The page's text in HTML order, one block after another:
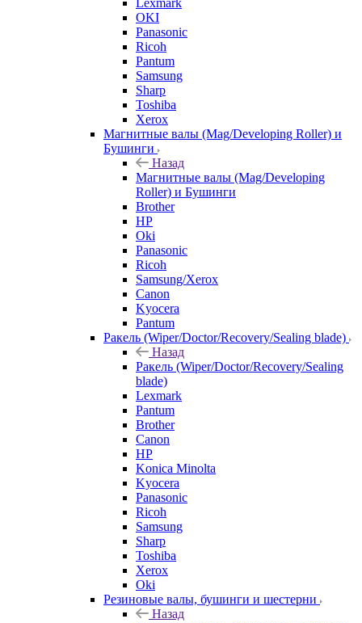
Lexmark
OKI
Panasonic
Ricoh
Pantum
Samsung
Sharp
Toshiba
Xerox
Магнитные валы (Mag/Developing Roller) и
Бушинги
Назад
Магнитные валы (Mag/Developing
Roller) и Бушинги
Brother
HP
Oki
Panasonic
Ricoh
Samsung/Xerox
Canon
Kyocera
Pantum
Ракель (Wiper/Doctor/Recovery/Sealing blade)
Назад
Ракель (Wiper/Doctor/Recovery/Sealing
blade)
Lexmark
Pantum
Brother
Canon
HP
Konica Minolta
Kyocera
Panasonic
Ricoh
Samsung
Sharp
Toshiba
Xerox
Oki
Резиновые валы, бушинги и шестерни
Назад